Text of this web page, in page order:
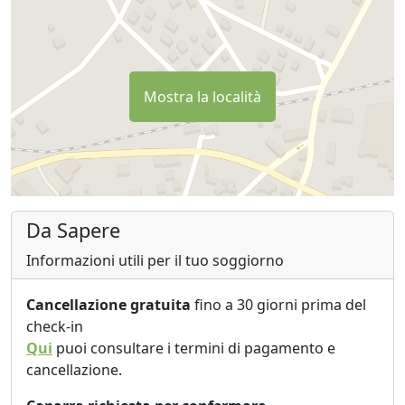
approvati, e stirati accuratamente. Tutte le superfici e
gli oggetti nello spazio verranno puliti con cloro.
citiamo ad esempio alcune superfici: pomelli delle
porte, interruttori della luce, telecomandi, catene di
ventilazione e illuminazione, chiavi, asciugacapelli,
bidoni della spazzatura, lavandini, maniglie e pomelli di
mobili, forno, caffettiera, tostapane, utensili da cucina,
lavandini, maniglie per rubinetteria, tende doccia e
vasca e tende doccia, appendiabiti e comodini.....
Per un'ulteriore disinfezione delle superfici in tessuto
come materassi e cuscini, verranno pulite con una
Nell'appartamento troverete sapone e sapone liquido
per le mani, shampoo, balsamo per capelli,
bagnoschiuma, cloro liquido per avere la possibilità di
una pulizia extra, sapone liquido e spugna per i piatti.
Verranno forniti anche soluzione alcolica liquida,
Mostra la località
Da Sapere
Informazioni utili per il tuo soggiorno
Cancellazione gratuita fino a 30 giorni prima del
check-in
Qui puoi consultare i termini di pagamento e
cancellazione.